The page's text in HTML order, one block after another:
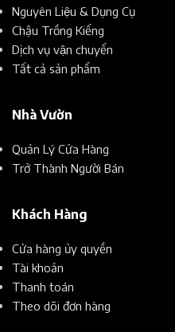
Nguyên Liệu & Dụng Cụ
Chậu Trồng Kiểng
Dịch vụ vận chuyển
Tất cả sản phẩm
Nhà Vườn
Quản Lý Cửa Hàng
Trở Thành Người Bán
Khách Hàng
Cửa hàng ủy quyền
Tài khoản
Thanh toán
Theo dõi đơn hàng